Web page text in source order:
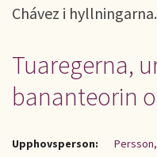
Chávez i hyllningarna.
Tuaregerna,
bananteorin
Upphovsperson: